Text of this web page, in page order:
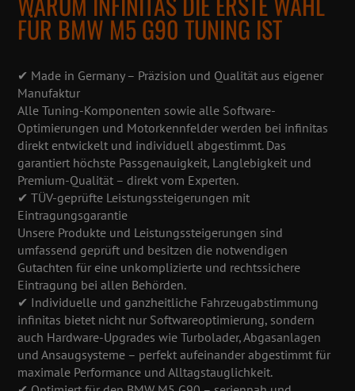
FÜR BMW M5 G90 TUNING IST
✔ Made in Germany – Präzision und Qualität aus eigener
Manufaktur
Alle Tuning-Komponenten sowie alle Software-
Optimierungen und Motorkennfelder werden bei infinitas
direkt entwickelt und individuell abgestimmt. Das
garantiert höchste Passgenauigkeit, Langlebigkeit und
Premium-Qualität – direkt vom Experten.
✔ TÜV-geprüfte Leistungssteigerungen mit
Eintragungsgarantie
Unsere Produkte und Leistungssteigerungen sind
umfassend geprüft und besitzen die notwendigen
Gutachten für eine unkomplizierte und rechtssichere
Eintragung bei allen Behörden.
✔ Individuelle und ganzheitliche Fahrzeugabstimmung
infinitas bietet nicht nur Softwareoptimierung, sondern
auch Hardware-Upgrades wie Turbolader, Abgasanlagen
und Ansaugsysteme – perfekt aufeinander abgestimmt für
maximale Performance und Alltagstauglichkeit.